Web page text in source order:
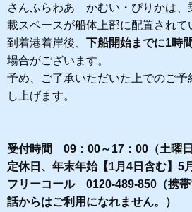
さんふらわあ かむい・ぴりかは、
載スペースが船体上部に配置されて
到着港着岸後、 下船開始までに1時
場合がございます。
予め、ご了承いただいた上でのご予
し上げます。
受付時間 09：00～17：00（土曜
定休日、年末年始【1月4日含む】5
フリーコール 0120-489-850（携
話からはご利用になれません。）